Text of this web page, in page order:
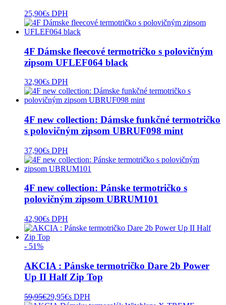
25,90€s DPH
4F Dámske fleecové termotričko s polovičným
zipsom UFLEF064 black
32,90€s DPH
4F new collection: Dámske funkčné termotričko
s polovičným zipsom UBRUF098 mint
37,90€s DPH
4F new collection: Pánske termotričko s
polovičným zipsom UBRUM101
42,90€s DPH
- 51%
AKCIA : Pánske termotričko Dare 2b Power
Up II Half Zip Top
59,95€29,95€s DPH